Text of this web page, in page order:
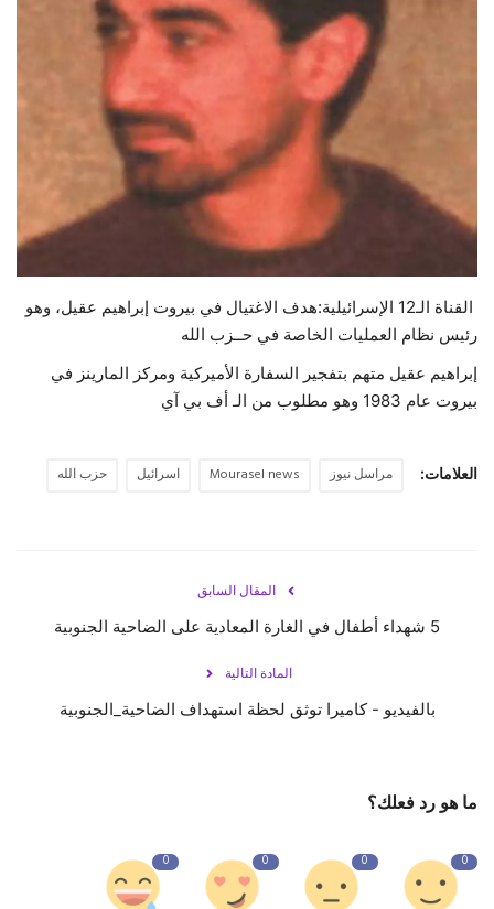
القناة الـ12 الإسرائيلية:هدف الاغتيال في بيروت إبراهيم عقيل، وهو
رئيس نظام العمليات الخاصة في حــزب الله
إبراهيم عقيل متهم بتفجير السفارة الأميركية ومركز المارينز في
بيروت عام 1983 وهو مطلوب من الـ أف بي آي
العلامات: مراسل نيوز Mourasel news اسرائيل حزب الله
المقال السابق
5 شهداء أطفال في الغارة المعادية على الضاحية الجنوبية
المادة التالية
بالفيديو - كاميرا توثق لحظة استهداف ‎الضاحية_الجنوبية
ما هو رد فعلك؟
0
0
0
0